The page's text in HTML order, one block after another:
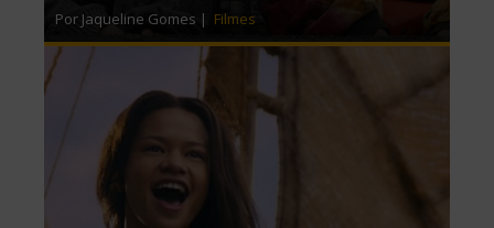
Por Jaqueline Gomes | Filmes